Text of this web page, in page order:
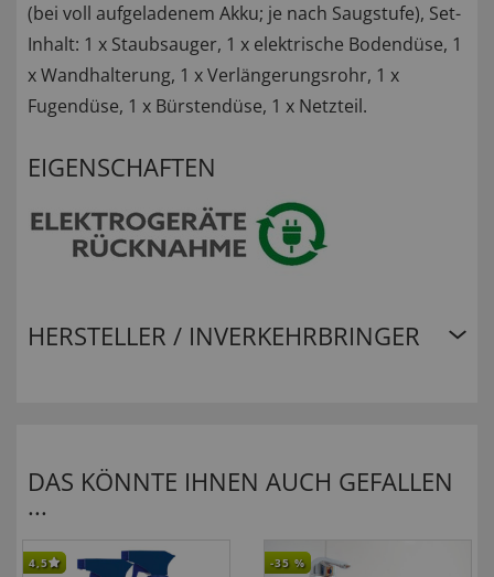
(bei voll aufgeladenem Akku; je nach Saugstufe), Set-
Inhalt: 1 x Staubsauger, 1 x elektrische Bodendüse, 1
x Wandhalterung, 1 x Verlängerungsrohr, 1 x
Fugendüse, 1 x Bürstendüse, 1 x Netzteil.
EIGENSCHAFTEN
HERSTELLER / INVERKEHRBRINGER
DAS KÖNNTE IHNEN AUCH GEFALLEN
...
4,5 -35 %